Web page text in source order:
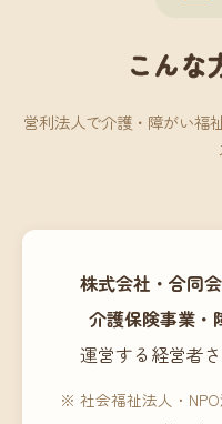
こんな
営利法人で介護・障がい福
株式会社・合同
介護保険事業・
運営する経営者
※ 社会福祉法人・